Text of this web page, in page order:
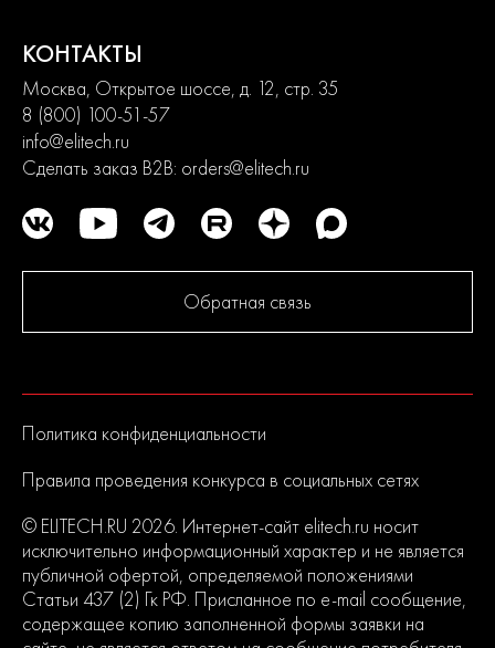
КОНТАКТЫ
Москва, Открытое шоссе, д. 12, стр. 35
8 (800) 100-51-57
info@elitech.ru
Сделать заказ B2B: orders@elitech.ru
Обратная связь
Политика конфиденциальности
Правила проведения конкурса в социальных сетях
© ELITECH.RU 2026. Интернет-сайт elitech.ru носит
исключительно информационный характер и не является
публичной офертой, определяемой положениями
Статьи 437 (2) Гк РФ. Присланное по e-mail сообщение,
содержащее копию заполненной формы заявки на